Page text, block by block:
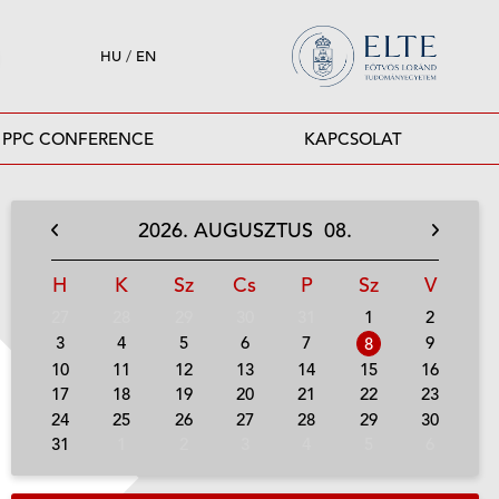
HU / EN
PPC CONFERENCE KAPCSOLAT
2026. AUGUSZTUS 08.
H K Sz Cs P Sz V
1
2
3
4 5 6 7 8
9
10
11 12 13 14 15
16
17
18 19 20 21 22
23
24
25 26 27 28 29
30
31